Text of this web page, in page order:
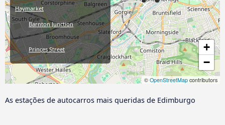
+
−
© OpenStreetMap contributors
Haymarket
Barnton Junction
Princes Street
Estação de Comboio
As estações de autocarros mais queridas de Edimburgo